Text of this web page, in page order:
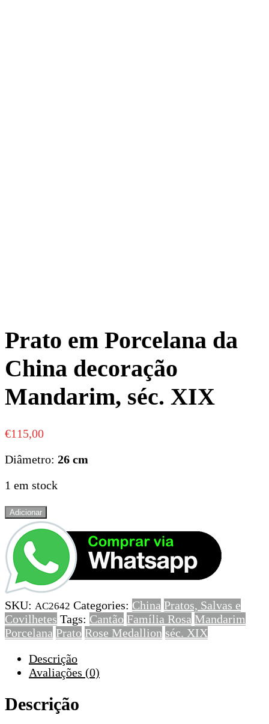
Prato em Porcelana da
China decoração
Mandarim, séc. XIX
€115,00
Diâmetro: 26 cm
1 em stock
Quantidade
Prato
em
Porcelana
da
China
decoração
Mandarim,
séc.
Adicionar
SKU: AC2642 Categories: China Pratos, Salvas e
Covilhetes Tags: Cantão Família Rosa Mandarim
Porcelana Prato Rose Medallion séc. XIX
Descrição
Avaliações (0)
Descrição